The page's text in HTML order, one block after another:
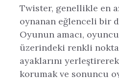
Twister, genellikle en
oynanan eğlenceli bir
Oyunun amacı,
üzerindeki renkli
ayaklarını
korumak ve sonuncu